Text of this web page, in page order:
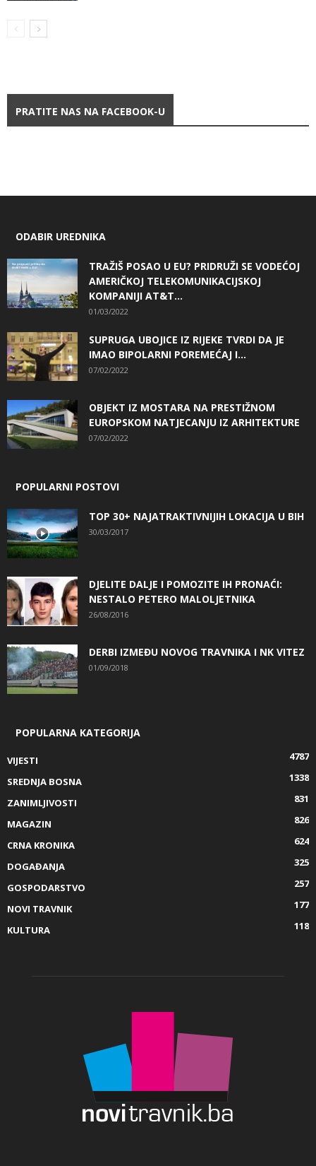
PRATITE NAS NA FACEBOOK-U
ODABIR UREDNIKA
TRAŽIŠ POSAO U EU? PRIDRUŽI SE VODEĆOJ
AMERIČKOJ TELEKOMUNIKACIJSKOJ
KOMPANIJI AT&T...
01/03/2022
SUPRUGA UBOJICE IZ RIJEKE TVRDI DA JE
IMAO BIPOLARNI POREMEĆAJ I...
07/02/2022
OBJEKT IZ MOSTARA NA PRESTIŽNOM
EUROPSKOM NATJECANJU IZ ARHITEKTURE
07/02/2022
POPULARNI POSTOVI
TOP 30+ NAJATRAKTIVNIJIH LOKACIJA U BIH
30/03/2017
DJELITE DALJE I POMOZITE IH PRONAĆI:
NESTALO PETERO MALOLJETNIKA
26/08/2016
DERBI IZMEĐU NOVOG TRAVNIKA I NK VITEZ
01/09/2018
POPULARNA KATEGORIJA
VIJESTI
4787
SREDNJA BOSNA
1338
ZANIMLJIVOSTI
831
MAGAZIN
826
CRNA KRONIKA
624
DOGAĐANJA
325
GOSPODARSTVO
257
NOVI TRAVNIK
177
KULTURA
118